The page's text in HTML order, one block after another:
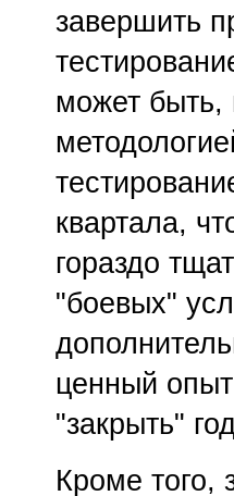
завершить
может быть,
квартала,
гораздо
"боевых"
ценный
"закрыть"
Кроме того,